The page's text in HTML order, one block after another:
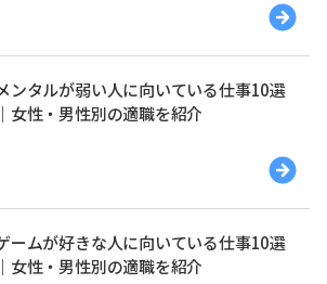
ンタルが弱い人に向いている仕事10選
｜女性・男性別の適職を紹介
ームが好きな人に向いている仕事10選
｜女性・男性別の適職を紹介